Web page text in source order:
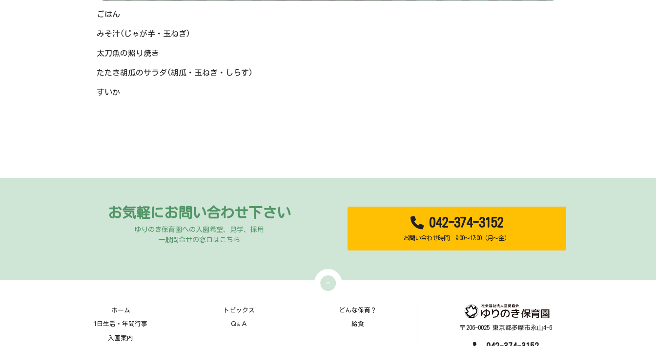
ごはん
みそ汁(じゃが芋・玉ねぎ)
太刀魚の照り焼き
たたき胡瓜のサラダ(胡瓜・玉ねぎ・しらす)
すいか
お気軽にお問い合わせ下さい
ゆりのき保育園への入園希望、見学、採用
一般問合せの窓口はこちら
042-374-3152
お問い合わせ時間 9:00～17:00（月～金）
ホーム トピックス どんな保育？
1日生活・年間行事 Ｑ ＆ Ａ 給食
入園案内
〒206-0025 東京都多摩市永⼭4-6